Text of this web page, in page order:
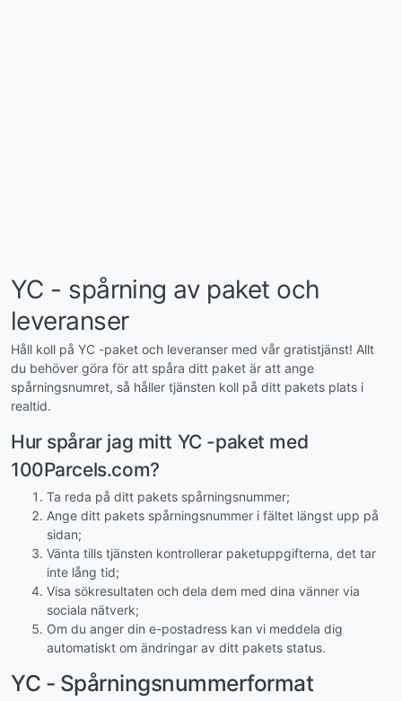
YC - spårning av paket och
leveranser
Håll koll på YC -paket och leveranser med vår gratistjänst! Allt
du behöver göra för att spåra ditt paket är att ange
spårningsnumret, så håller tjänsten koll på ditt pakets plats i
realtid.
Hur spårar jag mitt YC -paket med
100Parcels.com?
Ta reda på ditt pakets spårningsnummer;
Ange ditt pakets spårningsnummer i fältet längst upp på
sidan;
Vänta tills tjänsten kontrollerar paketuppgifterna, det tar
inte lång tid;
Visa sökresultaten och dela dem med dina vänner via
sociala nätverk;
Om du anger din e-postadress kan vi meddela dig
automatiskt om ändringar av ditt pakets status.
YC - Spårningsnummerformat